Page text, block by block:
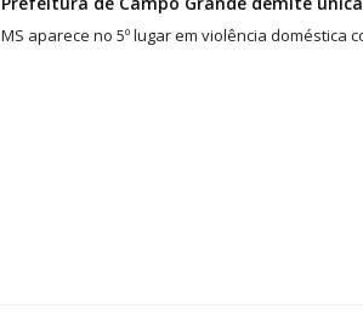
MS aparece no 5º lugar em violência